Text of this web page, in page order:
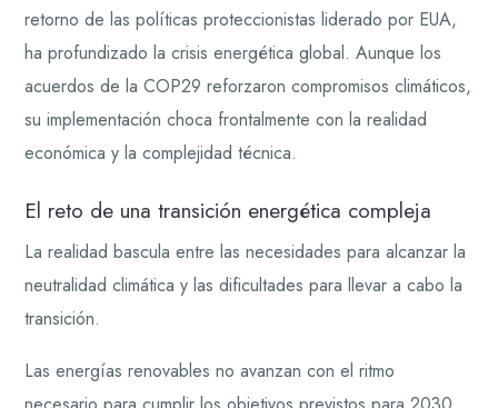
retorno de las políticas proteccionistas liderado por EUA,
ha profundizado la crisis energética global. Aunque los
acuerdos de la COP29 reforzaron compromisos climáticos,
su implementación choca frontalmente con la realidad
económica y la complejidad técnica.
El reto de una transición energética compleja
La realidad bascula entre las necesidades para alcanzar la
neutralidad climática y las dificultades para llevar a cabo la
transición.
Las energías renovables no avanzan con el ritmo